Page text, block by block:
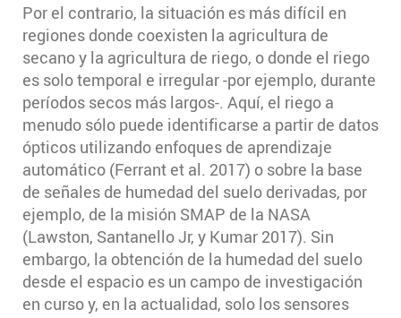
Por el contrario, la situación es más difícil en
regiones donde coexisten la agricultura de
secano y la agricultura de riego, o donde el riego
es solo temporal e irregular -por ejemplo, durante
períodos secos más largos-. Aquí, el riego a
menudo sólo puede identificarse a partir de datos
ópticos utilizando enfoques de aprendizaje
automático (Ferrant et al. 2017) o sobre la base
de señales de humedad del suelo derivadas, por
ejemplo, de la misión SMAP de la NASA
(Lawston, Santanello Jr, y Kumar 2017). Sin
embargo, la obtención de la humedad del suelo
desde el espacio es un campo de investigación
en curso y, en la actualidad, solo los sensores